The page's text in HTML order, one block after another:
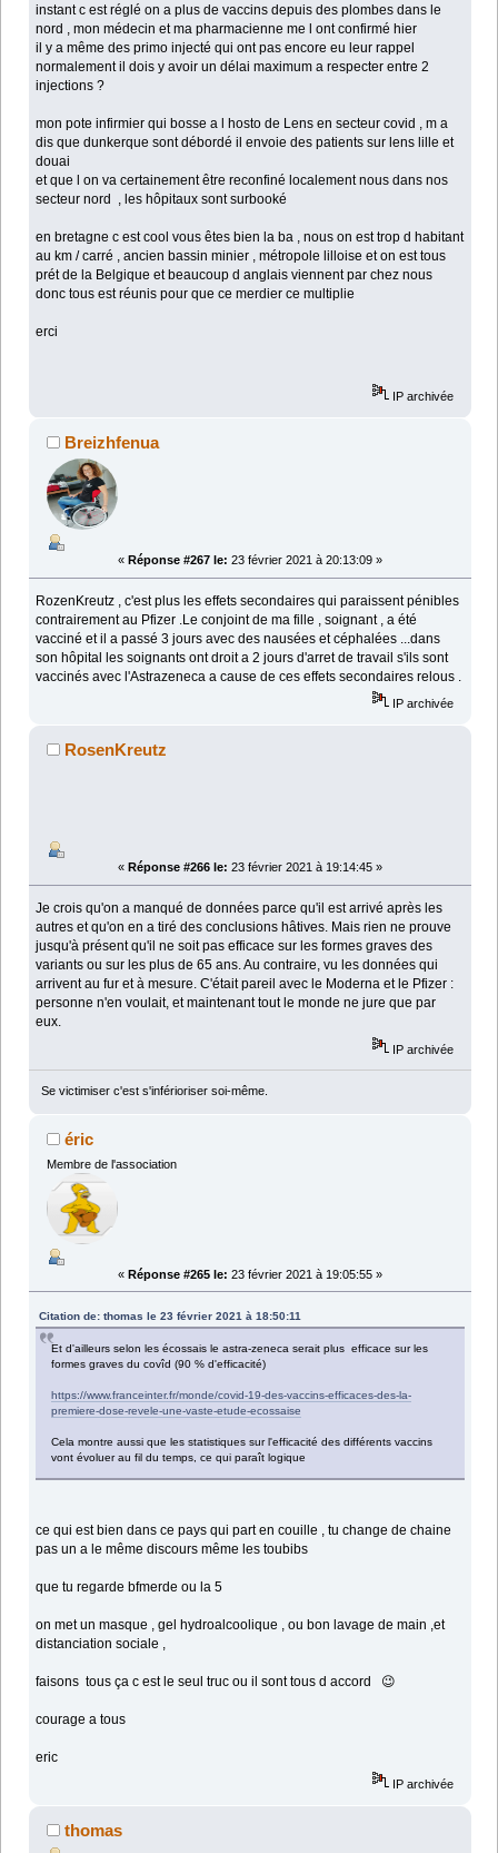
instant c est réglé on a plus de vaccins depuis des plombes dans le
nord , mon médecin et ma pharmacienne me l ont confirmé hier
il y a même des primo injecté qui ont pas encore eu leur rappel
normalement il dois y avoir un délai maximum a respecter entre 2
injections ?
mon pote infirmier qui bosse a l hosto de Lens en secteur covid , m a
dis que dunkerque sont débordé il envoie des patients sur lens lille et
douai
et que l on va certainement être reconfiné localement nous dans nos
secteur nord , les hôpitaux sont surbooké
en bretagne c est cool vous êtes bien la ba , nous on est trop d habitant
au km / carré , ancien bassin minier , métropole lilloise et on est tous
prét de la Belgique et beaucoup d anglais viennent par chez nous
donc tous est réunis pour que ce merdier ce multiplie
erci
IP archivée
Breizhfenua
« Réponse #267 le: 23 février 2021 à 20:13:09 »
RozenKreutz , c'est plus les effets secondaires qui paraissent pénibles
contrairement au Pfizer .Le conjoint de ma fille , soignant , a été
vacciné et il a passé 3 jours avec des nausées et céphalées ...dans
son hôpital les soignants ont droit a 2 jours d'arret de travail s'ils sont
vaccinés avec l'Astrazeneca a cause de ces effets secondaires relous .
IP archivée
RosenKreutz
« Réponse #266 le: 23 février 2021 à 19:14:45 »
Je crois qu'on a manqué de données parce qu'il est arrivé après les
autres et qu'on en a tiré des conclusions hâtives. Mais rien ne prouve
jusqu'à présent qu'il ne soit pas efficace sur les formes graves des
variants ou sur les plus de 65 ans. Au contraire, vu les données qui
arrivent au fur et à mesure. C'était pareil avec le Moderna et le Pfizer :
personne n'en voulait, et maintenant tout le monde ne jure que par
eux.
IP archivée
Se victimiser c'est s'inférioriser soi-même.
éric
Membre de l'association
« Réponse #265 le: 23 février 2021 à 19:05:55 »
Citation de: thomas le 23 février 2021 à 18:50:11
Et d'ailleurs selon les écossais le astra-zeneca serait plus efficace sur les
formes graves du covîd (90 % d'efficacité)
https://www.franceinter.fr/monde/covid-19-des-vaccins-efficaces-des-la-
premiere-dose-revele-une-vaste-etude-ecossaise
Cela montre aussi que les statistiques sur l'efficacité des différents vaccins
vont évoluer au fil du temps, ce qui paraît logique
ce qui est bien dans ce pays qui part en couille , tu change de chaine
pas un a le même discours même les toubibs
que tu regarde bfmerde ou la 5
on met un masque , gel hydroalcoolique , ou bon lavage de main ,et
distanciation sociale ,
faisons tous ça c est le seul truc ou il sont tous d accord 😉
courage a tous
eric
IP archivée
thomas